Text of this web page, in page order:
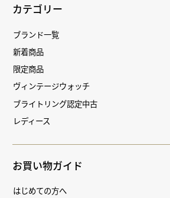
カテゴリー
ブランド一覧
新着商品
限定商品
ヴィンテージウォッチ
ブライトリング認定中古
レディース
お買い物ガイド
はじめての方へ